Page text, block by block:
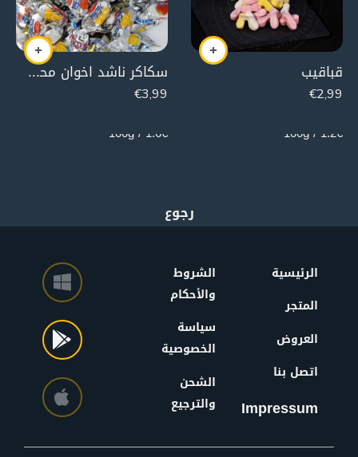
قباقيب
€2,99
1.2€ / 100g
سكاكر ناشد اخوان محشية مربى الفواكه
€3,99
1.6€ / 100g
الرئيسية
المتجر
العروض
اتصل بنا
Impressum
الشروط
والأحكام
سياسة
الخصوصية
الشحن
والترجيع